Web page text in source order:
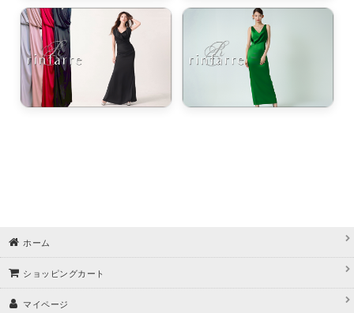
ホーム
ショッピングカート
マイページ